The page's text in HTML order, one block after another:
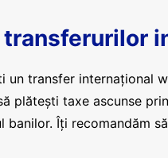
un transfer internațional
plătești taxe ascunse
banilor. Îți recomandăm